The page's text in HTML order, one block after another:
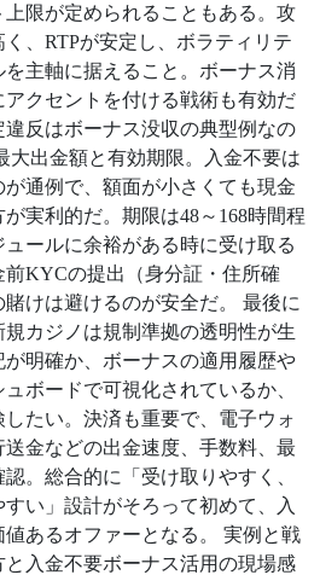
限が定められることもある。攻
、RTPが安定し、ボラティリテ
主軸に据えること。ボーナス消
クセントを付ける戦術も有効だ
反はボーナス没収の典型例なの
大出金額と有効期限。入金不要は
が通例で、額面が小さくても現金
実利的だ。期限は48～168時間程
ールに余裕がある時に受け取る
KYCの提出（身分証・住所確
けは避けるのが安全だ。 最後に
カジノは規制準拠の透明性が生
明確か、ボーナスの適用履歴や
ボードで可視化されているか、
たい。決済も重要で、電子ウォ
金などの出金速度、手数料、最
。総合的に「受け取りやすく、
い」設計がそろって初めて、入
あるオファーとなる。 実例と戦
入金不要ボーナス活用の現場感